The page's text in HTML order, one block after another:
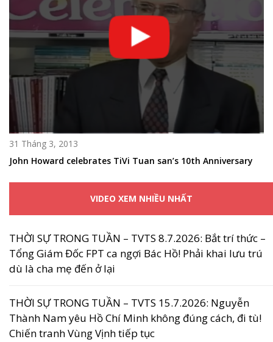
31 Tháng 3, 2013
John Howard celebrates TiVi Tuan san’s 10th Anniversary
VIDEO XEM NHIỀU NHẤT
THỜI SỰ TRONG TUẦN – TVTS 8.7.2026: Bắt trí thức –
Tổng Giám Đốc FPT ca ngợi Bác Hồ! Phải khai lưu trú
dù là cha mẹ đến ở lại
THỜI SỰ TRONG TUẦN – TVTS 15.7.2026: Nguyễn
Thành Nam yêu Hồ Chí Minh không đúng cách, đi tù!
Chiến tranh Vùng Vịnh tiếp tục